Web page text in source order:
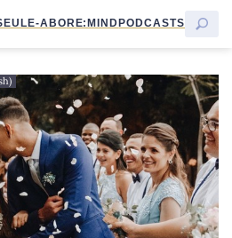
EULE-ABORE:MINDPODCASTS